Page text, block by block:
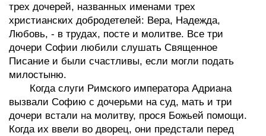
трех дочерей, названных именами трех
христианских добродетелей: Вера, Надежда,
Любовь, - в трудах, посте и молитве. Все три
дочери Софии любили слушать Священное
Писание и были счастливы, если могли подать
милостыню.
Когда слуги Римского императора Адриана
вызвали Софию с дочерьми на суд, мать и три
дочери встали на молитву, прося Божьей помощи.
Когда их ввели во дворец, они предстали перед